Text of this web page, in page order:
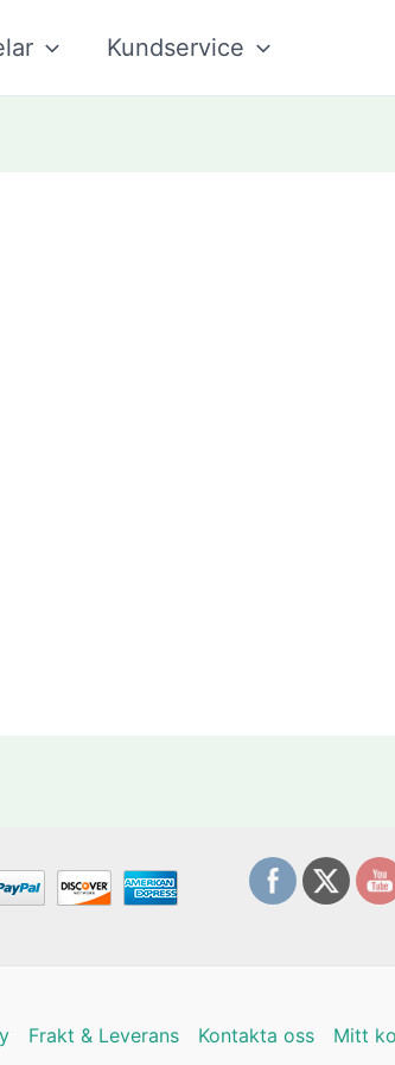
Kundservice
Frakt & Leverans Kontakta oss Mitt